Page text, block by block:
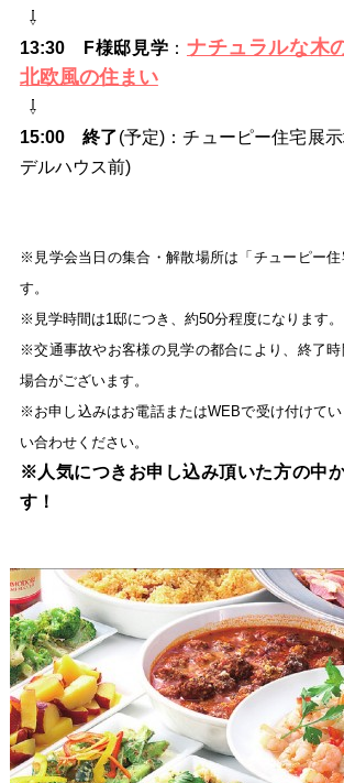
⇩
13:30
F様邸見学 ： ナチュラルな木
北欧風の住まい
⇩
15:00
終了(予定)：チューピー住宅展
デルハウス前)
※見学会当日の集合・解散場所は「チューピー住
す。
※見学時間は1邸につき、約50分程度になります。
※交通事故やお客様の見学の都合により、終了
場合がございます。
※お申し込みはお電話またはWEBで受け付けて
い合わせください。
※人気につきお申し込み頂いた方の中
す！